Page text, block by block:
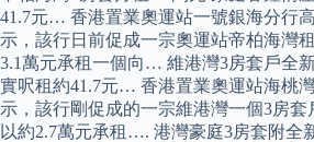
41.7元… 香港置業奧運站一號銀海分行
示，該行日前促成一宗奧運站帝柏海灣
3.1萬元承租一個向… 維港灣3房套戶全
實呎租約41.7元… 香港置業奧運站海桃
示，該行剛促成的一宗維港灣一個3房
以約2.7萬元承租…. 港灣豪庭3房套附全